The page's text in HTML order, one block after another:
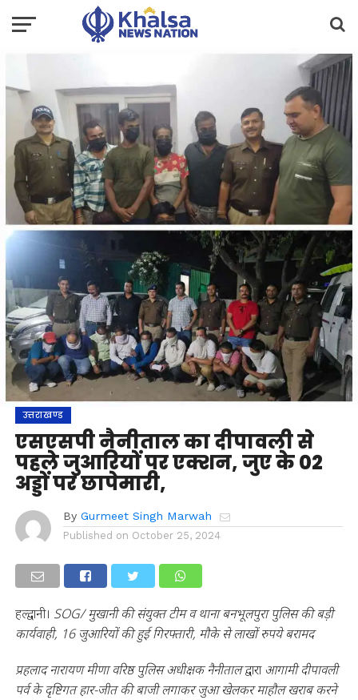
उत्तराखण्ड
एसएसपी नैनीताल का दीपावली से
पहले जुआरियों पर एक्शन, जुए के 02
अड्डों पर छापेमारी,
By Gurmeet Singh Marwah
Published on October 25, 2024
हल्द्वानी। SOG/ मुखानी की संयुक्त टीम व थाना बनभूलपुरा पुलिस की बड़ी
कार्यवाही, 16 जुआरियों की हुई गिरफ्तारी, मौके से लाखों रुपये बरामद
प्रहलाद नारायण मीणा वरिष्ठ पुलिस अधीक्षक नैनीतालद्वारा आगामी दीपावली
पर्व के दृष्टिगत हार-जीत की बाजी लगाकर जुआ खेलकर माहौल खराब करने